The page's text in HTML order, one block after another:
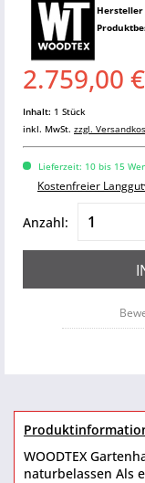
Hersteller
2.759,00 €
Inhalt: 1 Stück
inkl. MwSt. zzgl.
Lieferzeit: 10 bis 15
Kostenfreier
Anzahl:
WOODTEX
naturbelassen Als